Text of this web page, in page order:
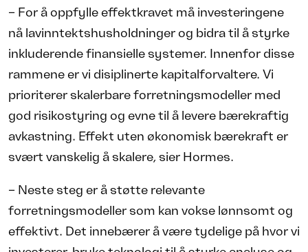
– For å oppfylle effektkravet må investeringene
nå lavinntektshusholdninger og bidra til å styrke
inkluderende finansielle systemer. Innenfor disse
rammene er vi disiplinerte kapitalforvaltere. Vi
prioriterer skalerbare forretningsmodeller med
god risikostyring og evne til å levere bærekraftig
avkastning. Effekt uten økonomisk bærekraft er
svært vanskelig å skalere, sier Hormes.
– Neste steg er å støtte relevante
forretningsmodeller som kan vokse lønnsomt og
effektivt. Det innebærer å være tydelige på hvor vi